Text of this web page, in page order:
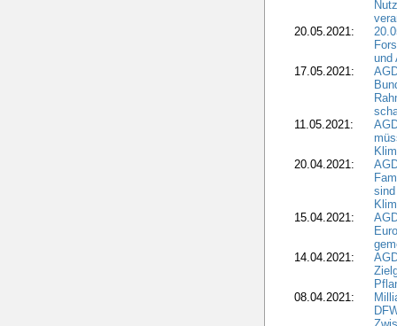
20.05.2021:
und
17.05.2021:
11.05.2021:
20.04.2021:
15.04.2021:
14.04.2021:
08.04.2021: